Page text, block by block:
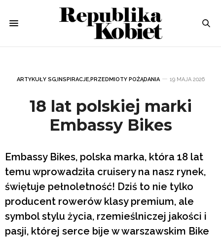
ARTYKUŁY SG,INSPIRACJE,PRZEDMIOTY POŻĄDANIA 19 MAJA 2026
18 lat polskiej marki
Embassy Bikes
Embassy Bikes, polska marka, która 18 lat
temu wprowadziła cruisery na nasz rynek,
świętuje pełnoletność! Dziś to nie tylko
producent rowerów klasy premium, ale
symbol stylu życia, rzemieślniczej jakości i
pasji, której serce bije w warszawskim Bike